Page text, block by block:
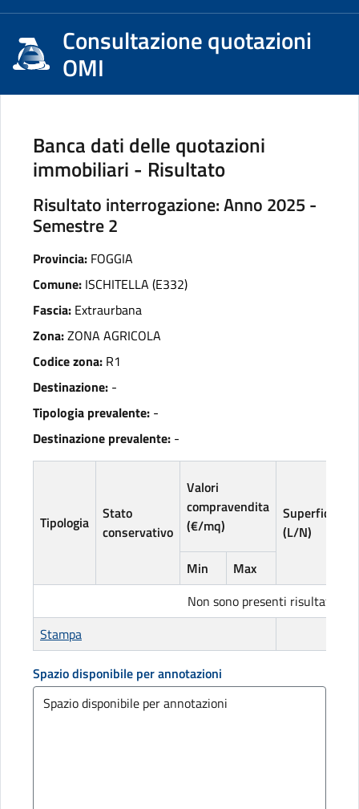
Consultazione quotazioni
OMI
Banca dati delle quotazioni
immobiliari - Risultato
Risultato interrogazione: Anno 2025 -
Semestre 2
Provincia: FOGGIA
Comune: ISCHITELLA (E332)
Fascia: Extraurbana
Zona:ZONA AGRICOLA
Codice zona: R1
Destinazione: -
Tipologia prevalente: -
Destinazione prevalente: -
Tipologia
Stato
conservativo
Valori
compravendita
(€/mq)
Superficie
(L/N)
Min
Max
Non sono presenti risultati
Stampa
Spazio disponibile per annotazioni